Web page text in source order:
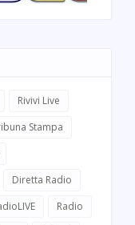
Rivivi Live
Stampa
Diretta Radio
Radio